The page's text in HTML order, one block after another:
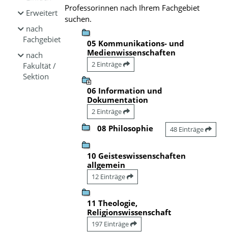
Erweitert
nach
Fachgebiet
nach
Fakultät /
Sektion
Professorinnen nach Ihrem Fachgebiet
suchen.
05 Kommunikations- und
Medienwissenschaften
2 Einträge
06 Information und
Dokumentation
2 Einträge
08 Philosophie 48 Einträge
10 Geisteswissenschaften
allgemein
12 Einträge
11 Theologie,
Religionswissenschaft
197 Einträge